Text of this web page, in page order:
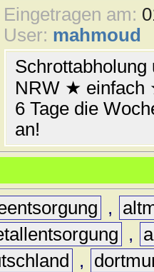
Eingetragen am:
User: mahmoud
Schrottabholung
NRW ★
6 Tage die
an!
,
,
,